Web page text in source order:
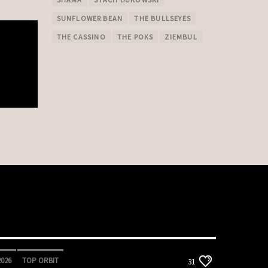
SUNFLOWER BEAN THE BULLSEYES
THE CASSINO THE POKS ZIEMBUL
TOP ORBIT 31